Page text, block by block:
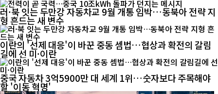
러·북 잇는 두만강 자동차교 9월 개통 임박…동북아 전략 지
형 흔드는 새 변수
이란의 '선제 대응'이 바꾼 중동 셈법…협상과 확전의 갈림
길에 선 미·이란
중국 자동차 3억5900만 대 세계 1위…숫자보다 주목해야
할 '이동 혁명'